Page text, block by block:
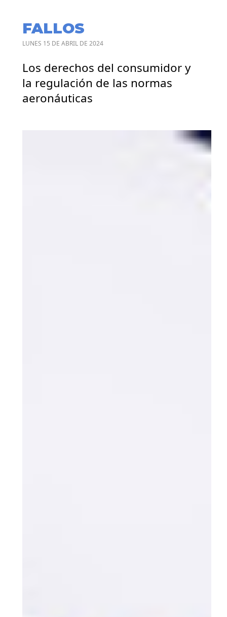
FALLOS
LUNES 15 DE ABRIL DE 2024
Los derechos del consumidor y
la regulación de las normas
aeronáuticas